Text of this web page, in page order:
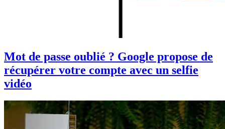
Mot de passe oublié ? Google propose de
récupérer votre compte avec un selfie
vidéo